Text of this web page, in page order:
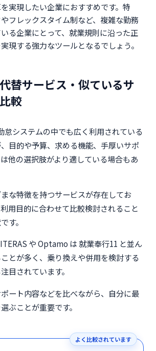
実現したい企業におすすめです。特
フレックスタイム制など、複雑な勤務
る企業にとって、就業規則に沿った正
現する強力なツールとなるでしょう。
替サービス・似ているサ
較
怠システムの中でも広く利用されている
目的や予算、求める機能、手厚いサポ
他の選択肢がより適している場合もあ
な特徴を持つサービスが存在してお
用目的に合わせて比較検討されること
す。
や Optamo は 就業奉行11 と並ん
とが多く、乗り換えや併用を検討する
目されています。
ート内容などを比べながら、自分に最
ぶことが重要です。
よく比較されています